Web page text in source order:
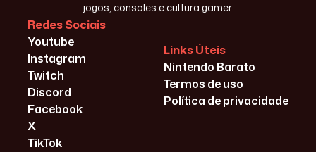
jogos, consoles e cultura gamer.
Redes Sociais
Youtube
Instagram
Twitch
Discord
Facebook
X
TikTok
Links Úteis
Nintendo Barato
Termos de uso
Política de privacidade